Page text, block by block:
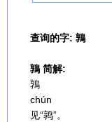
查询的字: 鶉
鶉 简解:
鶉
chún
见“鹑”。